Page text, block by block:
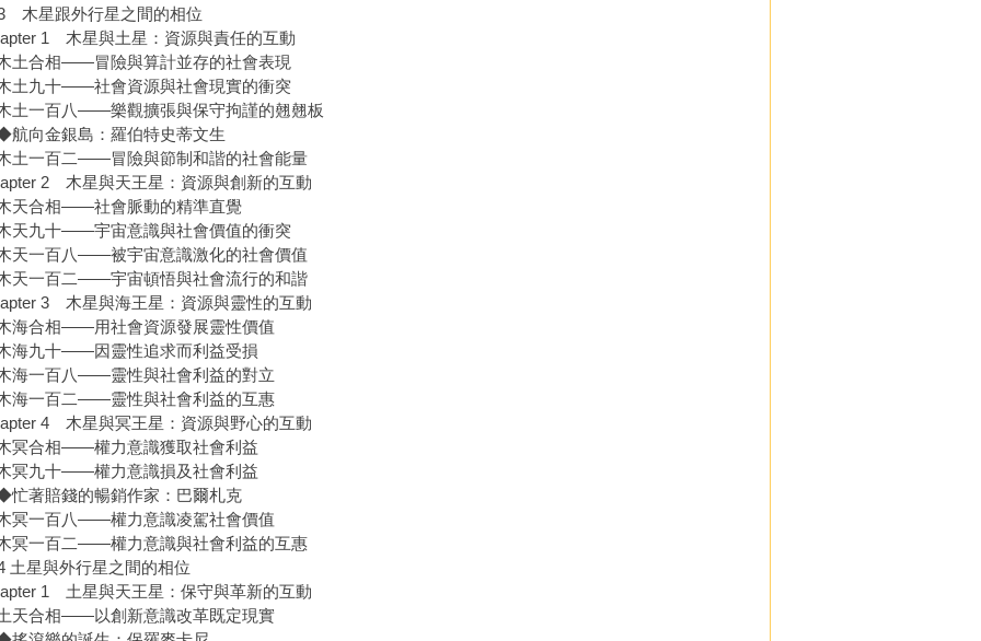
木星跟外行星之間的相位
1 木星與土星：資源與責任的互動
合相——冒險與算計並存的社會表現
九十——社會資源與社會現實的衝突
一百八——樂觀擴張與保守拘謹的翹翹板
金銀島：羅伯特史蒂文生
一百二——冒險與節制和諧的社會能量
2 木星與天王星：資源與創新的互動
合相——社會脈動的精準直覺
九十——宇宙意識與社會價值的衝突
一百八——被宇宙意識激化的社會價值
一百二——宇宙頓悟與社會流行的和諧
3 木星與海王星：資源與靈性的互動
合相——用社會資源發展靈性價值
九十——因靈性追求而利益受損
一百八——靈性與社會利益的對立
一百二——靈性與社會利益的互惠
4 木星與冥王星：資源與野心的互動
合相——權力意識獲取社會利益
九十——權力意識損及社會利益
賠錢的暢銷作家：巴爾札克
一百八——權力意識凌駕社會價值
一百二——權力意識與社會利益的互惠
土星與外行星之間的相位
1 土星與天王星：保守與革新的互動
合相——以創新意識改革既定現實